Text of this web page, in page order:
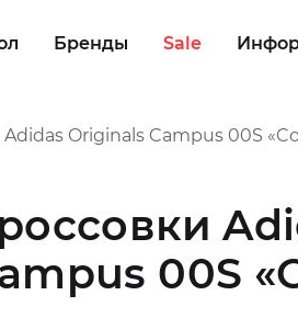
Бренды Sale
Originals Campus 00S
00S